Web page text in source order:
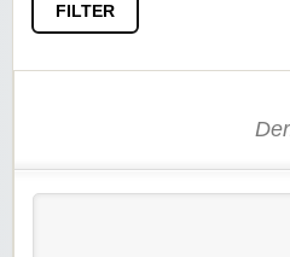
FILTER